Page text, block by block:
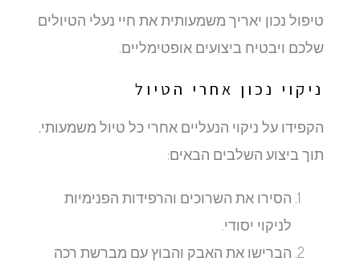
טיפול נכון יאריך משמעותית את חיי נעלי הטיולים
שלכם ויבטיח ביצועים אופטימליים.
ניקוי נכון אחרי הטיול
הקפידו על ניקוי הנעליים אחרי כל טיול משמעותי,
תוך ביצוע השלבים הבאים:
הסירו את השרוכים והרפידות הפנימיות
לניקוי יסודי.
הברישו את האבק והבוץ עם מברשת רכה